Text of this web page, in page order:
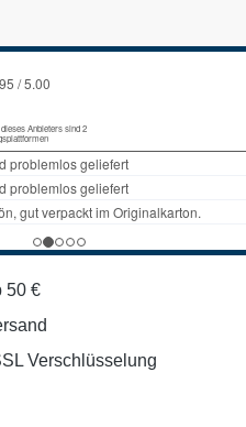
50 €
Verschlüsselung